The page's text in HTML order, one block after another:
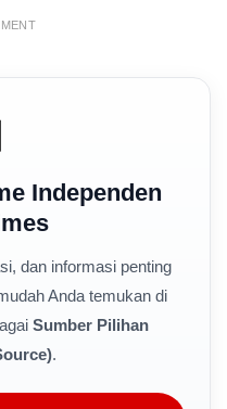
Independen
dan informasi penting
Anda temukan di
Sumber Pilihan
.